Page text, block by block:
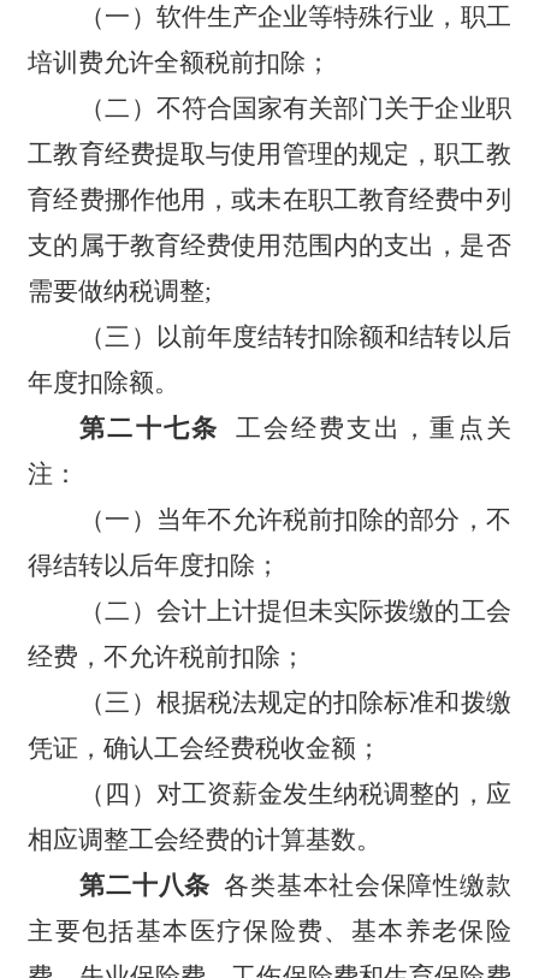
（一）软件生产企业等特殊行业，职工
培训费允许全额税前扣除；
（二）不符合国家有关部门关于企业职
工教育经费提取与使用管理的规定，职工教
育经费挪作他用，或未在职工教育经费中列
支的属于教育经费使用范围内的支出，是否
需要做纳税调整;
（三）以前年度结转扣除额和结转以后
年度扣除额。
第二十七条
工会经费支出，重点关
注：
（一）当年不允许税前扣除的部分，不
得结转以后年度扣除；
（二）会计上计提但未实际拨缴的工会
经费，不允许税前扣除；
（三）根据税法规定的扣除标准和拨缴
凭证，确认工会经费税收金额；
（四）对工资薪金发生纳税调整的，应
相应调整工会经费的计算基数。
第二十八条 各类基本社会保障性缴款
主要包括基本医疗保险费、基本养老保险